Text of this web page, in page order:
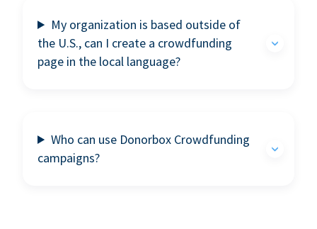
My organization is based outside of
the U.S., can I create a crowdfunding
page in the local language?
Who can use Donorbox Crowdfunding
campaigns?